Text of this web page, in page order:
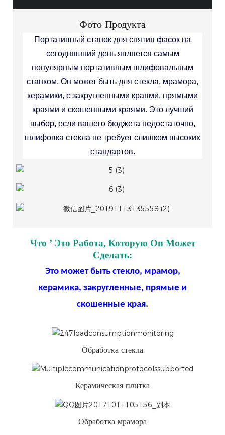
Фото Продукта
Портативный станок для снятия фасок на
сегодняшний день является самым
популярным портативным шлифовальным
станком. Он может быть для стекла, мрамора,
керамики, с закругленными краями, прямыми
краями и скошенными краями. Это лучший
выбор, если вашего бюджета недостаточно,
шлифовка стекла не требует слишком высоких
стандартов.
Что ’ Это Работа, Которую Он Может
Сделать:
Это может быть стекло, мрамор,
керамика, закругленные, прямые и
скошенные края.
Обработка стекла
Керамическая плитка
Обработка мрамора